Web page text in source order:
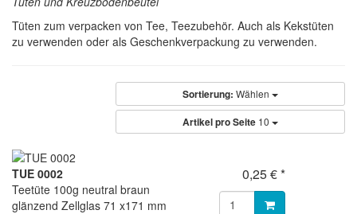
Tüten zum verpacken von Tee, Teezubehör. Auch als Kekstüten
zu verwenden oder als Geschenkverpackung zu verwenden.
Sortierung: Wählen
Artikel pro Seite 10
TUE 0002
Teetüte 100g neutral braun
glänzend Zellglas 71 x171 mm
0,25 € *